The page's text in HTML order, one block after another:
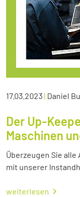
17.03.2023| Daniel
Der Up-
Maschinen
Überzeugen Sie
mit unserer
weiterlesen